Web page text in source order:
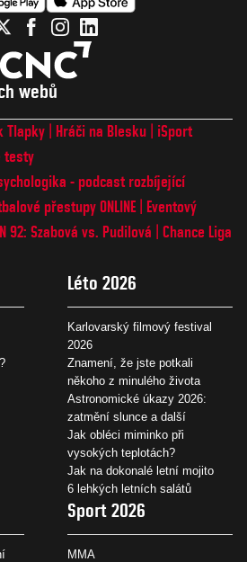
webů
Tlapky Hráči na Blesku
iSport
testy
- podcast rozbíjející
přestupy ONLINE
Eventový
92: Szabová vs. Pudilová
Chance Liga
Léto 2026
Karlovarský filmový festival
2026
Znamení, že jste potkali
někoho z minulého života
Astronomické úkazy 2026:
zatmění slunce a další
Jak obléci miminko při
vysokých teplotách?
Jak na dokonalé letní mojito
6 lehkých letních salátů
Sport 2026
MMA